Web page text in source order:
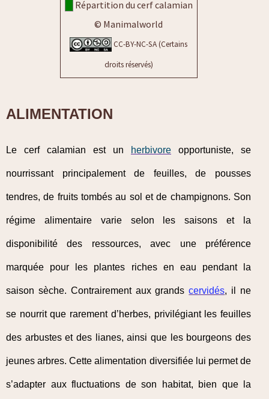
Répartition du cerf calamian
© Manimalworld
CC-BY-NC-SA (Certains
droits réservés)
ALIMENTATION
Le cerf calamian est un herbivore opportuniste, se
nourrissant principalement de feuilles, de pousses
tendres, de fruits tombés au sol et de champignons. Son
régime alimentaire varie selon les saisons et la
disponibilité des ressources, avec une préférence
marquée pour les plantes riches en eau pendant la
saison sèche. Contrairement aux grandscervidés, il ne
se nourrit que rarement d’herbes, privilégiant les feuilles
des arbustes et des lianes, ainsi que les bourgeons des
jeunes arbres. Cette alimentation diversifiée lui permet de
s’adapter aux fluctuations de son habitat, bien que la